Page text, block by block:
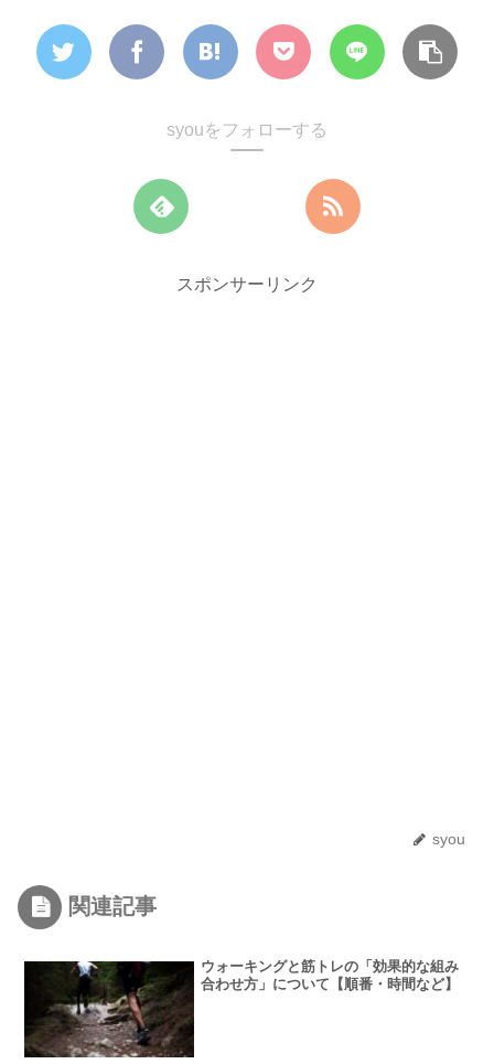
syouをフォローする
スポンサーリンク
syou
関連記事
ウォーキングと筋トレの「効果的な組み
合わせ方」について【順番・時間など】